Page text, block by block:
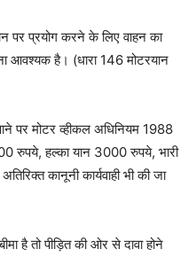
पर प्रयोग करने के लिए वाहन का
आवश्यक है। (धारा 146 मोटरयान
पर मोटर व्हीकल अधिनियम 1988
रुपये, हल्का यान 3000 रुपये, भारी
कानूनी कार्यवाही भी की जा
है तो पीड़ित की ओर से दावा होने